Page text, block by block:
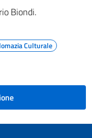
Biondi.
Culturale